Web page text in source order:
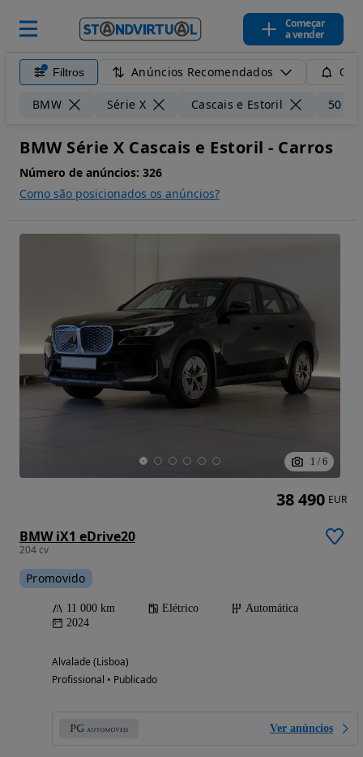
Começar
a vender
Filtros Anúncios Recomendados
BMW Série X Cascais e Estoril 50 km
BMW Série X Cascais e Estoril - Carros
Número de anúncios: 326
Como são posicionados os anúncios?
1 / 6
BMW iX1 eDrive20
204 cv
Promovido
11 000 km Elétrico
Automática
2024
Alvalade (Lisboa)
Profissional • Publicado
Ver anúncios
38 490 EUR